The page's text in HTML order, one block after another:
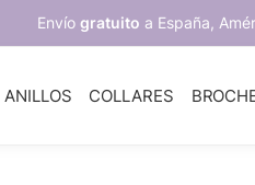
Envío gratuito a España,
ANILLOS COLLARES